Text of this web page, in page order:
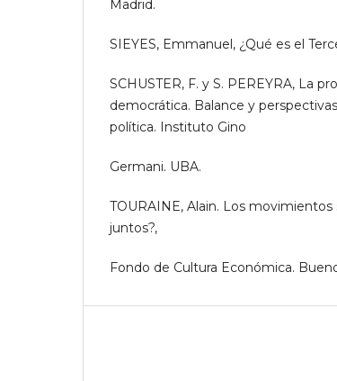
Madrid.
SIEYES, Emmanuel, ¿Qué es el
SCHUSTER, F. y S. PEREYRA, La
democrática. Balance y
política. Instituto Gino
Germani. UBA.
TOURAINE, Alain. Los
juntos?,
Fondo de Cultura Económica.